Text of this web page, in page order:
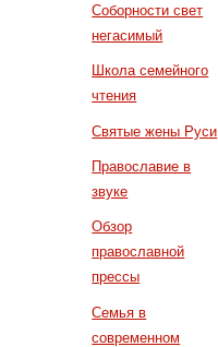
Соборности свет
негасимый
Школа семейного
чтения
Святые жены Руси
Православие в
звуке
Обзор
православной
прессы
Семья в
современном